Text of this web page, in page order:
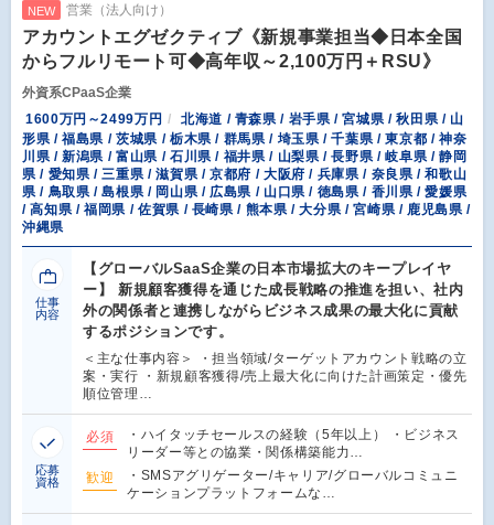
NEW 営業（法人向け）
アカウントエグゼクティブ《新規事業担当◆日本全国
からフルリモート可◆高年収～2,100万円＋RSU》
外資系CPaaS企業
1600万円～2499万円
北海道 / 青森県 / 岩手県 / 宮城県 / 秋田県 / 山
形県 / 福島県 / 茨城県 / 栃木県 / 群馬県 / 埼玉県 / 千葉県 / 東京都 / 神奈
川県 / 新潟県 / 富山県 / 石川県 / 福井県 / 山梨県 / 長野県 / 岐阜県 / 静岡
県 / 愛知県 / 三重県 / 滋賀県 / 京都府 / 大阪府 / 兵庫県 / 奈良県 / 和歌山
県 / 鳥取県 / 島根県 / 岡山県 / 広島県 / 山口県 / 徳島県 / 香川県 / 愛媛県
/ 高知県 / 福岡県 / 佐賀県 / 長崎県 / 熊本県 / 大分県 / 宮崎県 / 鹿児島県 /
沖縄県
仕事
内容
【グローバルSaaS企業の日本市場拡大のキープレイヤ
ー】 新規顧客獲得を通じた成長戦略の推進を担い、社内
外の関係者と連携しながらビジネス成果の最大化に貢献
するポジションです。
＜主な仕事内容＞ ・担当領域/ターゲットアカウント戦略の立
案・実行 ・新規顧客獲得/売上最大化に向けた計画策定・優先
順位管理…
応募
資格
必須
・ハイタッチセールスの経験（5年以上） ・ビジネス
リーダー等との協業・関係構築能力…
歓迎
・SMSアグリゲーター/キャリア/グローバルコミュニ
ケーションプラットフォームな…